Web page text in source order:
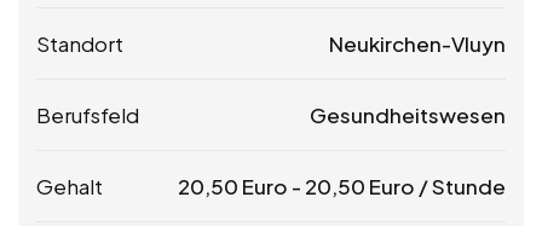
Standort Neukirchen-Vluyn
Berufsfeld Gesundheitswesen
Gehalt 20,50 Euro - 20,50 Euro / Stunde